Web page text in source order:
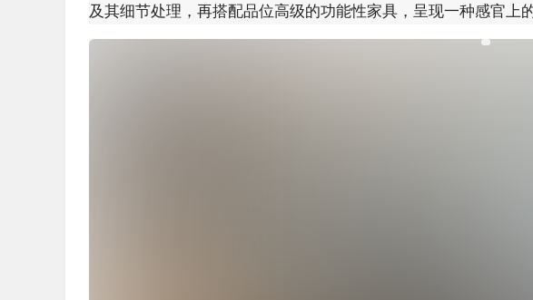
及其细节处理，再搭配品位高级的功能性家具，呈现一种感官上的